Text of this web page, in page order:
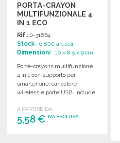
PORTA-CRAYON
MULTIFUNZIONALE 4
IN 1 ECO
Rif.10-31864
Stock : 6 800 articoli
Dimensioni : 10 x 8.5 x 9 cm
Porte-crayons multifunzione
4 in 1 con supporto per
smartphone, caricatore
wireless e porte USB. Include
A PARTIRE DA
5,58 € IVA ESCLUSA